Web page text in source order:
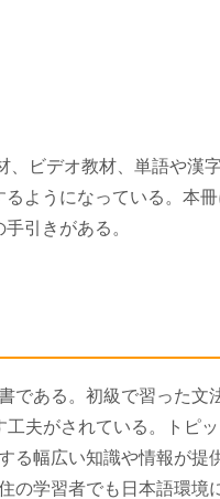
、ビデオ教材、単語や漢
ようになっている。本冊
引きがある。
である。初級で習った文
夫がされている。トピッ
る幅広い知識や情報が提
の学習者でも日本語環境